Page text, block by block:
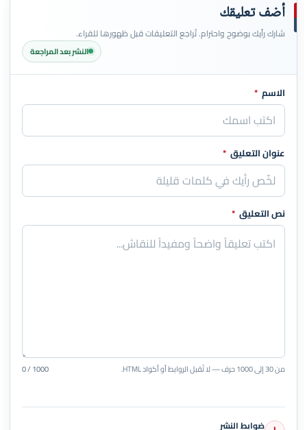
أضف تعليقك
شارك رأيك بوضوح واحترام. تُراجع التعليقات قبل ظهورها للقراء.
النشر بعد المراجعة
اترك هذا الحقل فارغاً
الاسم *
عنوان التعليق *
نص التعليق *
من 30 إلى 1000 حرف — لا تُقبل الروابط أو أكواد HTML. 0 / 1000
ضوابط النشر